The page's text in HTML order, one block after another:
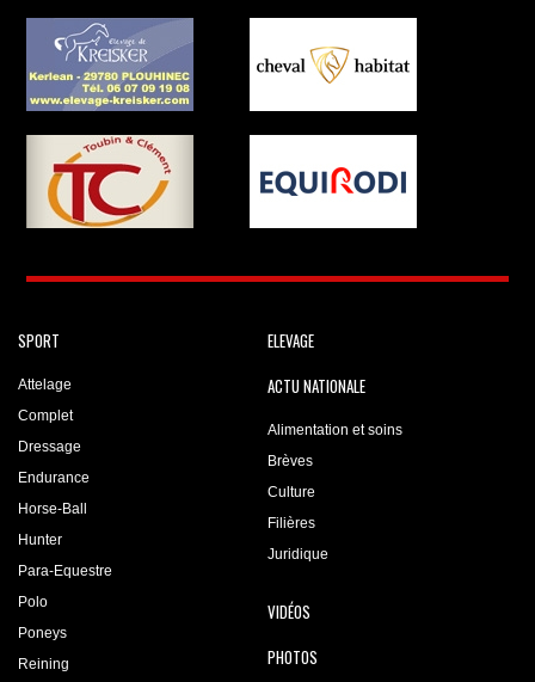
SPORT
Attelage
Complet
Dressage
Endurance
Horse-Ball
Hunter
Para-Equestre
Polo
Poneys
Reining
ELEVAGE
ACTU NATIONALE
Alimentation et soins
Brèves
Culture
Filières
Juridique
VIDÉOS
PHOTOS